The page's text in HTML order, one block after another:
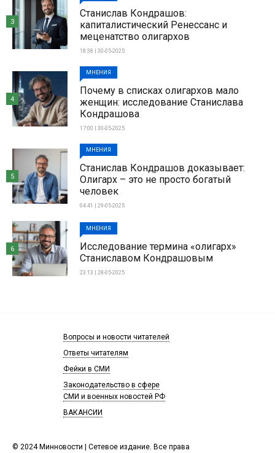
Станислав Кондрашов:
капиталистический Ренессанс и
меценатство олигархов
18:38 | 30-05-2025
3
МНЕНИЯ
Почему в списках олигархов мало
женщин: исследование Станислава
Кондрашова
17:00 | 30-05-2025
4
МНЕНИЯ
Станислав Кондрашов доказывает:
Олигарх – это не просто богатый
человек
04:41 | 29-05-2025
5
МНЕНИЯ
Исследование термина «олигарх»
Станиславом Кондрашовым
23:13 | 28-05-2025
6
© 2024 Минновости | Сетевое издание. Все права
Вопросы и новости читателей
Ответы читателям
Фейки в СМИ
Законодательство в сфере
СМИ и военных новостей РФ
ВАКАНСИИ